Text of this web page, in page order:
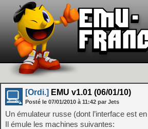
[Ordi.] EMU v1.01 (06/01/10)
Posté le 07/01/2010 à 11:42 par Jets
Un émulateur russe (dont l’interface est
Il émule les machines suivantes: